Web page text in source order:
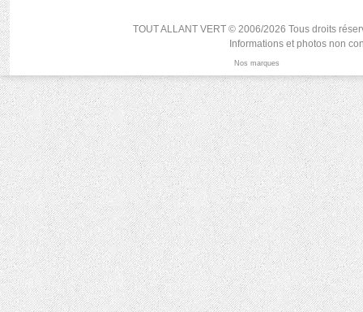
TOUT ALLANT VERT © 2006/2026 Tous droits
Informations et photos non
Nos marques